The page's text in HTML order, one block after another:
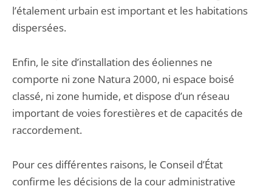
l’étalement urbain est important et les habitations
dispersées.
Enfin, le site d’installation des éoliennes ne
comporte ni zone Natura 2000, ni espace boisé
classé, ni zone humide, et dispose d’un réseau
important de voies forestières et de capacités de
raccordement.
Pour ces différentes raisons, le Conseil d’État
confirme les décisions de la cour administrative